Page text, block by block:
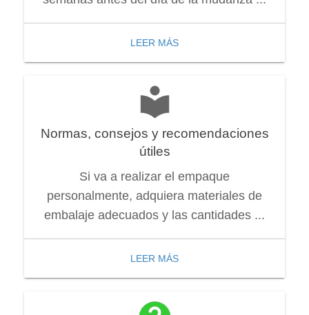
LEER MÁS
Normas, consejos y recomendaciones
útiles
Si va a realizar el empaque
personalmente, adquiera materiales de
embalaje adecuados y las cantidades ...
LEER MÁS